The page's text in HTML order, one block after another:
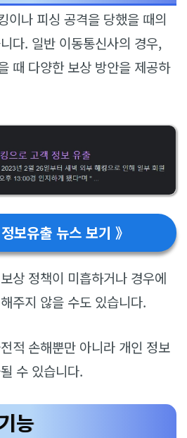
이나 피싱 공격을 당했을 때의
다. 일반 이동통신사의 경우,
때 다양한 보상 방안을 제공하
보유출 뉴스 보기 》
상 정책이 미흡하거나 경우에
주지 않을 수도 있습니다.
적 손해뿐만 아니라 개인 정보
수 있습니다.
능